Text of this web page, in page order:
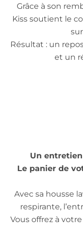
Grâce à son
Kiss soutient le
Résultat : un
et un
Un
Le panier de
Avec sa housse
respirante,
Vous offrez à